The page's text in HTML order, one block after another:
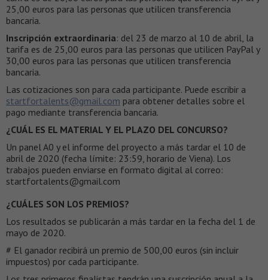
25,00 euros para las personas que utilicen transferencia
bancaria.
Inscripción extraordinaria: del 23 de marzo al 10 de abril, la
tarifa es de 25,00 euros para las personas que utilicen PayPal y
30,00 euros para las personas que utilicen transferencia
bancaria.
Las cotizaciones son para cada participante. Puede escribir a
startfortalents@gmail.com para obtener detalles sobre el
pago mediante transferencia bancaria.
¿CUÁL ES EL MATERIAL Y EL PLAZO DEL CONCURSO?
Un panel A0 y el informe del proyecto a más tardar el 10 de
abril de 2020 (fecha límite: 23:59, horario de Viena). Los
trabajos pueden enviarse en formato digital al correo:
startfortalents@gmail.com
¿CUÁLES SON LOS PREMIOS?
Los resultados se publicarán a más tardar en la fecha del 1 de
mayo de 2020.
# El ganador recibirá un premio de 500,00 euros (sin incluir
impuestos) por cada participante.